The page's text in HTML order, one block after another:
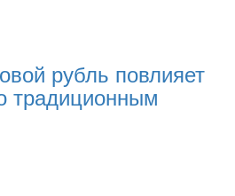
рубль повлияет
традиционным